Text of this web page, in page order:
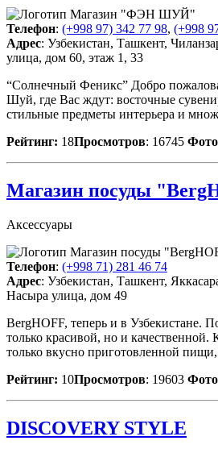
Телефон: (+998 97) 342 77 98, (+998
Адрес: Узбекистан, Ташкент,
улица, дом 60, этаж 1, 33
“Солнечный Феникс” Добро
Шуй, где Вас ждут: восточные
стильные предметы интерьера и
Рейтинг: 18Просмотров: 16745 Фото
Магазин посуды
Аксессуары
Телефон: (+998 71) 281 46 74
Адрес: Узбекистан, Ташкент,
Насыра улица, дом 49
BergHOFF, теперь и в Узбекистане.
только красивой, но и качественной.
только вкусно приготовленной
Рейтинг: 10Просмотров: 19603 Фото
DISCOVERY STYLE